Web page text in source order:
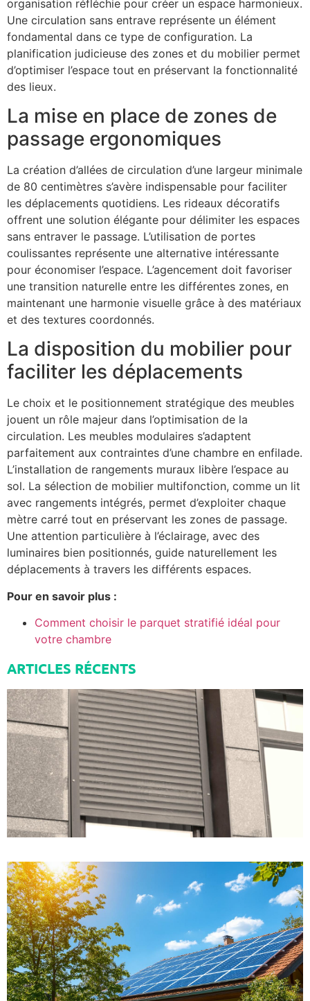
organisation réfléchie pour créer un espace harmonieux.
Une circulation sans entrave représente un élément
fondamental dans ce type de configuration. La
planification judicieuse des zones et du mobilier permet
d’optimiser l’espace tout en préservant la fonctionnalité
des lieux.
La mise en place de zones de
passage ergonomiques
La création d’allées de circulation d’une largeur minimale
de 80 centimètres s’avère indispensable pour faciliter
les déplacements quotidiens. Les rideaux décoratifs
offrent une solution élégante pour délimiter les espaces
sans entraver le passage. L’utilisation de portes
coulissantes représente une alternative intéressante
pour économiser l’espace. L’agencement doit favoriser
une transition naturelle entre les différentes zones, en
maintenant une harmonie visuelle grâce à des matériaux
et des textures coordonnés.
La disposition du mobilier pour
faciliter les déplacements
Le choix et le positionnement stratégique des meubles
jouent un rôle majeur dans l’optimisation de la
circulation. Les meubles modulaires s’adaptent
parfaitement aux contraintes d’une chambre en enfilade.
L’installation de rangements muraux libère l’espace au
sol. La sélection de mobilier multifonction, comme un lit
avec rangements intégrés, permet d’exploiter chaque
mètre carré tout en préservant les zones de passage.
Une attention particulière à l’éclairage, avec des
luminaires bien positionnés, guide naturellement les
déplacements à travers les différents espaces.
Pour en savoir plus :
Comment choisir le parquet stratifié idéal pour
votre chambre
ARTICLES RÉCENTS